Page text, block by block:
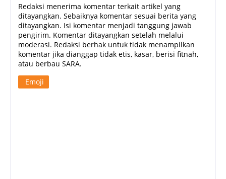
Redaksi menerima komentar terkait artikel yang
ditayangkan. Sebaiknya komentar sesuai berita yang
ditayangkan. Isi komentar menjadi tanggung jawab
pengirim. Komentar ditayangkan setelah melalui
moderasi. Redaksi berhak untuk tidak menampilkan
komentar jika dianggap tidak etis, kasar, berisi fitnah,
atau berbau SARA.
Emoji